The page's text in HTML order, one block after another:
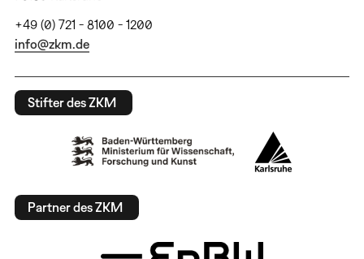
+49 (0) 721 - 8100 - 1200
info@zkm.de
Stifter des ZKM
Partner des ZKM